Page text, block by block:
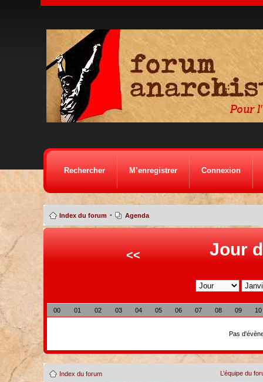
Rechercher M’enregistrer Connexion
Index du forum • Agenda
<< Jour
00 01 02 03 04 05 06 07 08 09 10
Pas
Index du forum L’équipe du